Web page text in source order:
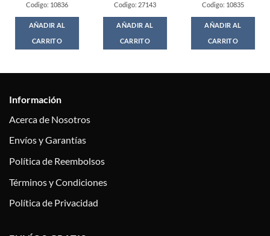
Codigo: 10836
AÑADIR AL
CARRITO
Codigo: 27143
AÑADIR AL
CARRITO
Codigo: 10835
AÑADIR AL
CARRITO
Información
Acerca de Nosotros
Envíos y Garantías
Política de Reembolsos
Términos y Condiciones
Política de Privacidad